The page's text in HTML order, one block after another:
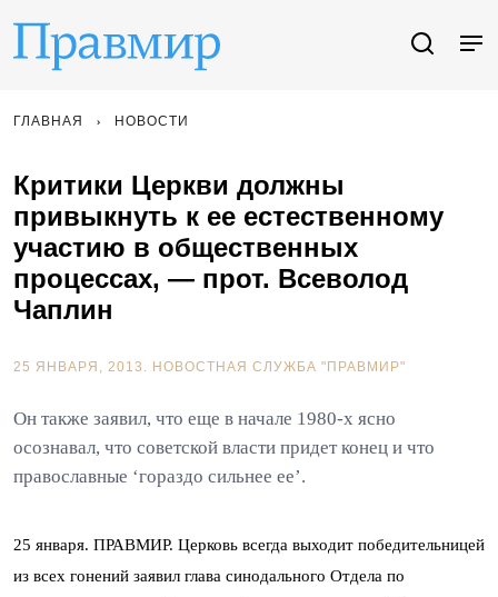
ГЛАВНАЯ НОВОСТИ
Критики Церкви должны
привыкнуть к ее естественному
участию в общественных
процессах, — прот. Всеволод
Чаплин
25 ЯНВАРЯ, 2013. НОВОСТНАЯ СЛУЖБА "ПРАВМИР"
Он также заявил, что еще в начале 1980-х ясно
осознавал, что советской власти придет конец и что
православные ‘гораздо сильнее ее’.
25 января. ПРАВМИР. Церковь всегда выходит победительницей
из всех гонений заявил глава синодального Отдела по